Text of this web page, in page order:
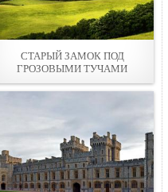
СТАРЫЙ ЗАМОК ПОД
ГРОЗОВЫМИ ТУЧАМИ